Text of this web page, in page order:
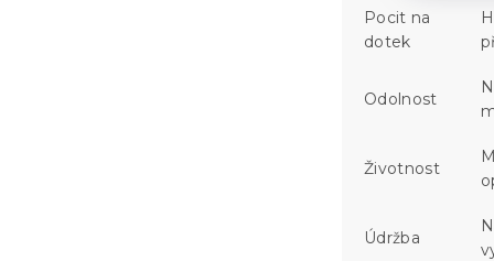
Pocit na
dotek
Odolnost
Životnost
Údržba